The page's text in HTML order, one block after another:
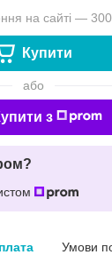
на сайті —
Купити
або
з
Умови